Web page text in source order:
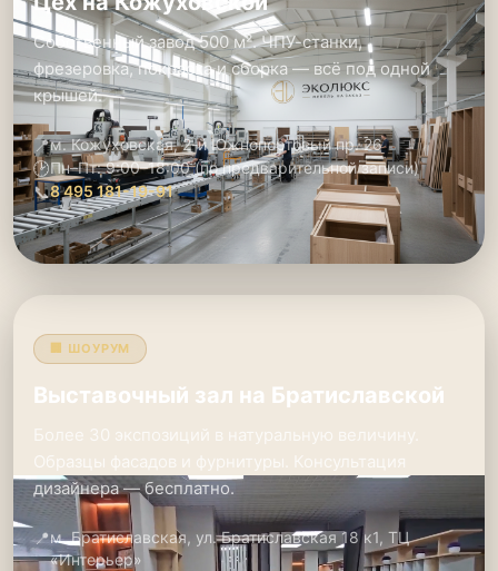
Собственный завод 500 м². ЧПУ-станки,
фрезеровка, покраска и сборка — всё под одной
крышей.
📍м. Кожуховская, 2-й Южнопортовый пр. 26
🕑Пн–Пт: 9:00–18:00 (по предварительной записи)
📞8 495 181-19-91
🏢 ШОУРУМ
Выставочный зал на Братиславской
Более 30 экспозиций в натуральную величину.
Образцы фасадов и фурнитуры. Консультация
дизайнера — бесплатно.
📍м. Братиславская, ул. Братиславская 18 к1, ТЦ
«Интерьер»